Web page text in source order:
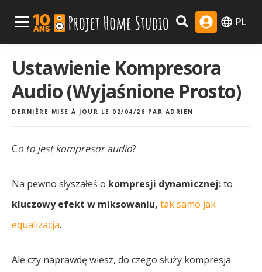
Menu Principal PL
Ustawienie Kompresora
Audio (Wyjaśnione Prosto)
DERNIÈRE MISE À JOUR LE 02/04/26 PAR ADRIEN
Co to jest kompresor audio?
Na pewno słyszałeś o kompresji dynamicznej:to
kluczowy efekt w miksowaniu, tak samo jak
equalizacja.
Ale czy naprawdę wiesz, do czego służy kompresja